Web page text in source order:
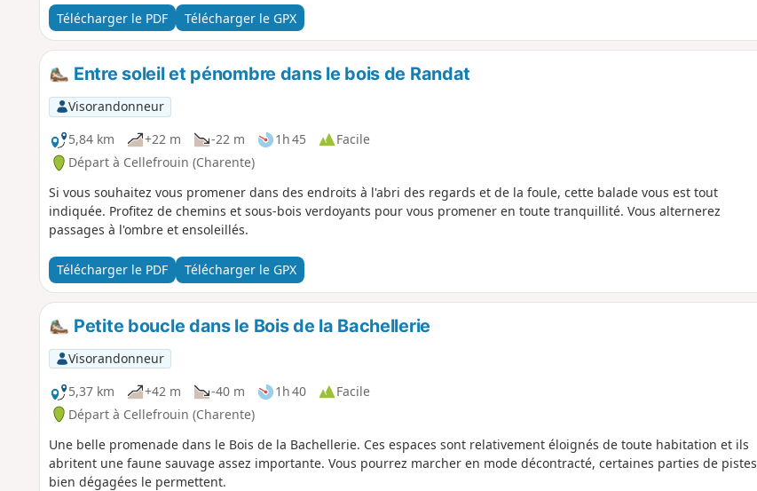
Télécharger le PDF Télécharger le GPX
Entre soleil et pénombre dans le bois de Randat
Visorandonneur
5,84 km
+22 m -22 m 1h 45
Facile
Départ à Cellefrouin (Charente)
Si vous souhaitez vous promener dans des endroits à l'abri des regards et de la foule, cette balade vous est tout
indiquée. Profitez de chemins et sous-bois verdoyants pour vous promener en toute tranquillité. Vous alternerez
passages à l'ombre et ensoleillés.
Télécharger le PDF Télécharger le GPX
Petite boucle dans le Bois de la Bachellerie
Visorandonneur
5,37 km
+42 m -40 m 1h 40
Facile
Départ à Cellefrouin (Charente)
Une belle promenade dans le Bois de la Bachellerie. Ces espaces sont relativement éloignés de toute habitation et ils
abritent une faune sauvage assez importante. Vous pourrez marcher en mode décontracté, certaines parties de pistes
bien dégagées le permettent.